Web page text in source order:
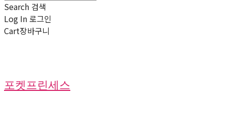
Search 검색
Log In 로그인
Cart장바구니
포켓프린세스